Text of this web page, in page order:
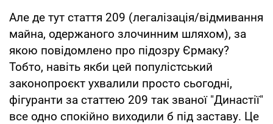
Але де тут стаття 209 (легалізація/відмивання
майна, одержаного злочинним шляхом), за
якою повідомлено про підозру Єрмаку?
Тобто, навіть якби цей популістський
законопроєкт ухвалили просто сьогодні,
фігуранти за статтею 209 так званої "Династії"
все одно спокійно виходили б під заставу. Це